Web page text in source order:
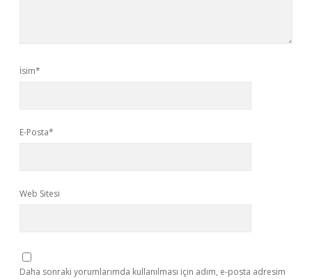
İsim*
E-Posta*
Web Sitesi
Daha sonraki yorumlarımda kullanılması için adım, e-posta adresim